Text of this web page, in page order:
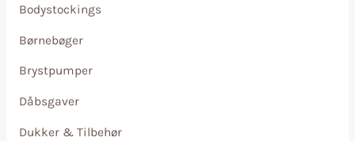
Bodystockings
Børnebøger
Brystpumper
Dåbsgaver
Dukker & Tilbehør